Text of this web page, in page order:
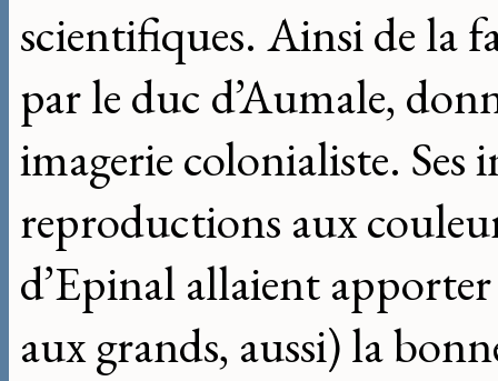
scientifiques. Ainsi de la
par le duc d’Aumale,
imagerie colonialiste. Ses
reproductions aux
d’Epinal allaient
aux grands, aussi) la